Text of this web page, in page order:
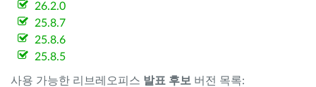
26.2.0
25.8.7
25.8.6
25.8.5
사용 가능한 리브레오피스 발표 후보 버전 목록: